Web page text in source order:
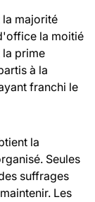
la majorité
la moitié
prime
à la
franchi le
la
Seules
suffrages
Les